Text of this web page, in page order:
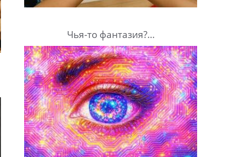
Чья-то фантазия?...